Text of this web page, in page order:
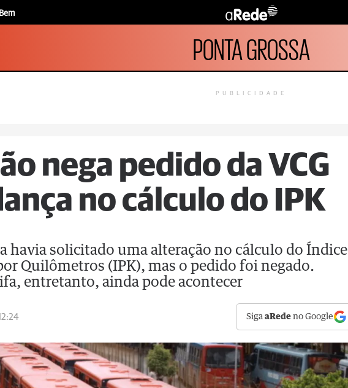
PONTA GROSSA
PUBLICIDADE
nega pedido da VCG
no cálculo do IPK
havia solicitado uma alteração no cálculo do Índice
Quilômetros (IPK), mas o pedido foi negado.
entretanto, ainda pode acontecer
SigaaRede no Google